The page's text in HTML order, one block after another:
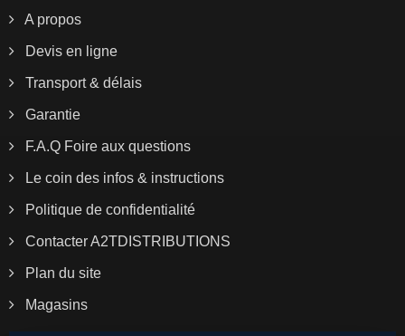
A propos
Devis en ligne
Transport & délais
Garantie
F.A.Q Foire aux questions
Le coin des infos & instructions
Politique de confidentialité
Contacter A2TDISTRIBUTIONS
Plan du site
Magasins